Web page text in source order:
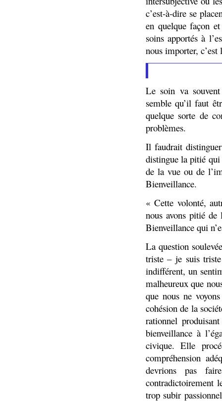
c’est-à-dire se
en quelque façon
soins apportés à
nous importer, c’est
Le soin va
semble qu’il faut
quelque sorte de
problèmes.
Il faudrait
distingue la pitié qui
de la vue ou de
Bienveillance.
« Cette volonté,
nous avons pitié
Bienveillance qui
La question
triste – je suis
indifférent, un
malheureux que
que nous ne
cohésion de la
rationnel
bienveillance à
civique. Elle
compréhension
devrions pas
contradictoirement
trop subir